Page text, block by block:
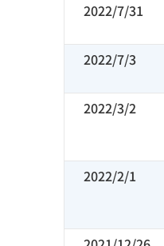
2022/7/31
2022/7/3
2022/3/2
2022/2/1